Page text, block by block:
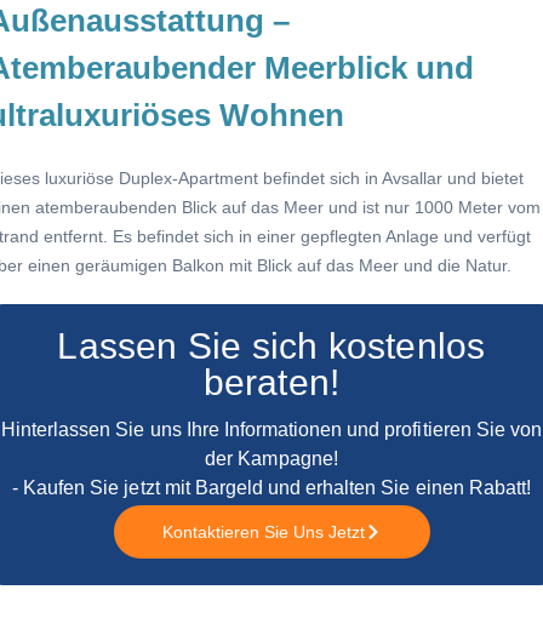
–
Meerblick und
Wohnen
luxuriöse Duplex-Apartment befindet sich in Avsallar und bietet
atemberaubenden Blick auf das Meer und ist nur 1000 Meter vom
entfernt. Es befindet sich in einer gepflegten Anlage und verfügt
einen geräumigen Balkon mit Blick auf das Meer und die Natur.
Lassen Sie sich kostenlos
beraten!
Hinterlassen Sie uns Ihre Informationen und profitieren Sie von
der Kampagne!
- Kaufen Sie jetzt mit Bargeld und erhalten Sie einen Rabatt!
Kontaktieren Sie Uns Jetzt